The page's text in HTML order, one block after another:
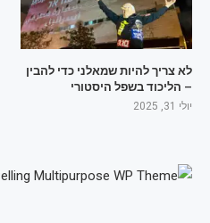
לא צריך להיות שמאלני כדי להבין
– הליכוד בשפל היסטורי
יולי 31, 2025